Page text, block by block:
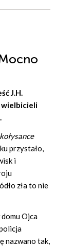
J.H.
wielbicieli
przystało,
i
zła to nie
Ojca
nazwano tak,